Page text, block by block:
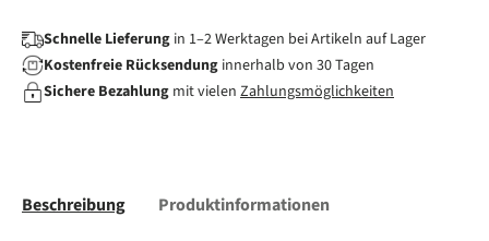
Schnelle Lieferung in 1–2 Werktagen bei Artikeln auf Lager
Kostenfreie Rücksendung innerhalb von 30 Tagen
Sichere Bezahlung mit vielen Zahlungsmöglichkeiten
Beschreibung Produktinformationen